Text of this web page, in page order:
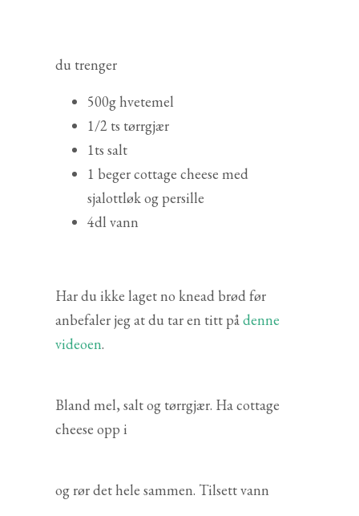
du trenger
500g hvetemel
1/2 ts tørrgjær
1ts salt
1 beger cottage cheese med
sjalottløk og persille
4dl vann
Har du ikke laget no knead brød før
anbefaler jeg at du tar en titt pådenne
videoen.
Bland mel, salt og tørrgjær. Ha cottage
cheese opp i
og rør det hele sammen. Tilsett vann